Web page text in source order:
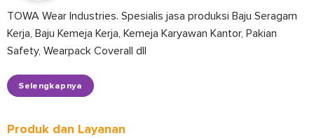
TOWA Wear Industries. Spesialis jasa produksi Baju Seragam
Kerja, Baju Kemeja Kerja, Kemeja Karyawan Kantor, Pakian
Safety, Wearpack Coverall dll
Selengkapnya
Produk dan Layanan